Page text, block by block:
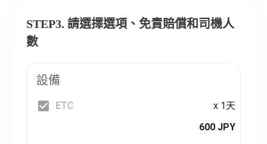
STEP3. 請選擇選項、免責賠償和司機人
數
設備
ETC
x 1天
600 JPY